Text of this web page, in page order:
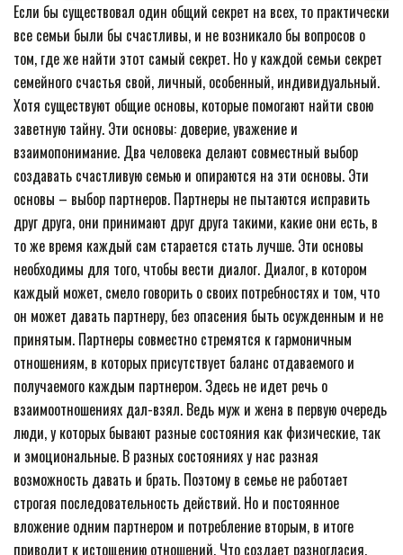
Если бы существовал один общий секрет на всех, то практически
все семьи были бы счастливы, и не возникало бы вопросов о
том, где же найти этот самый секрет. Но у каждой семьи секрет
семейного счастья свой, личный, особенный, индивидуальный.
Хотя существуют общие основы, которые помогают найти свою
заветную тайну. Эти основы: доверие, уважение и
взаимопонимание. Два человека делают совместный выбор
создавать счастливую семью и опираются на эти основы. Эти
основы – выбор партнеров. Партнеры не пытаются исправить
друг друга, они принимают друг друга такими, какие они есть, в
то же время каждый сам старается стать лучше. Эти основы
необходимы для того, чтобы вести диалог. Диалог, в котором
каждый может, смело говорить о своих потребностях и том, что
он может давать партнеру, без опасения быть осужденным и не
принятым. Партнеры совместно стремятся к гармоничным
отношениям, в которых присутствует баланс отдаваемого и
получаемого каждым партнером. Здесь не идет речь о
взаимоотношениях дал-взял. Ведь муж и жена в первую очередь
люди, у которых бывают разные состояния как физические, так
и эмоциональные. В разных состояниях у нас разная
возможность давать и брать. Поэтому в семье не работает
строгая последовательность действий. Но и постоянное
вложение одним партнером и потребление вторым, в итоге
приводит к истощению отношений. Что создает разногласия,